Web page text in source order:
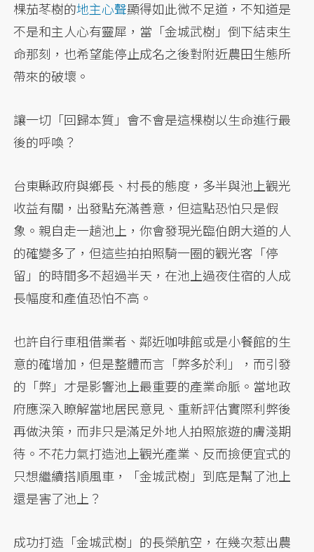
棵茄苳樹的地主心聲顯得如此微不足道，不知道是
不是和主人心有靈犀，當「金城武樹」倒下結束生
命那刻，也希望能停止成名之後對附近農田生態所
帶來的破壞。
讓一切「回歸本質」會不會是這棵樹以生命進行最
後的呼喚？
台東縣政府與鄉長、村長的態度，多半與池上觀光
收益有關，出發點充滿善意，但這點恐怕只是假
象。親自走一趟池上，你會發現光臨伯朗大道的人
的確變多了，但這些拍拍照騎一圈的觀光客「停
留」的時間多不超過半天，在池上過夜住宿的人成
長幅度和產值恐怕不高。
也許自行車租借業者、鄰近咖啡館或是小餐館的生
意的確增加，但是整體而言「弊多於利」，而引發
的「弊」才是影響池上最重要的產業命脈。當地政
府應深入瞭解當地居民意見、重新評估實際利弊後
再做決策，而非只是滿足外地人拍照旅遊的膚淺期
待。不花力氣打造池上觀光產業、反而撿便宜式的
只想繼續搭順風車，「金城武樹」到底是幫了池上
還是害了池上？
成功打造「金城武樹」的長榮航空，在幾次惹出農